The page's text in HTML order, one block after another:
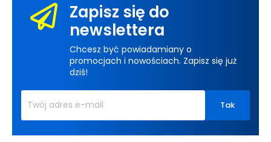
Zapisz się do
newslettera
Chcesz być powiadamiany o
promocjach i nowościach. Zapisz się już
dziś!